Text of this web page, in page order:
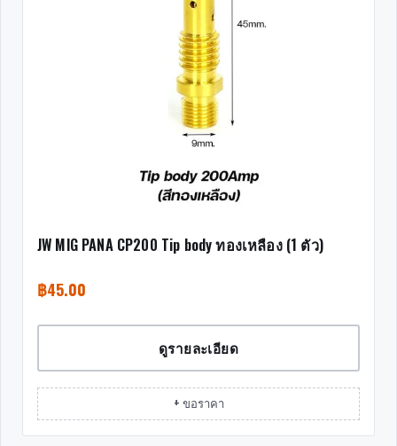
JW MIG PANA CP200 Tip body ทองเหลือง (1 ตัว)
฿45.00
ดูรายละเอียด
+ ขอราคา